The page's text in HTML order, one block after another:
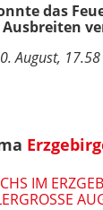
das
August,
IM